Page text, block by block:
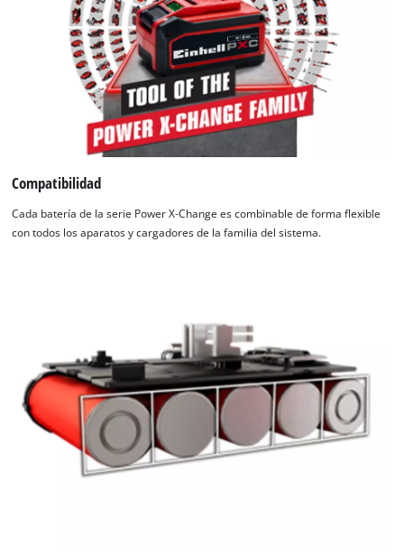
Compatibilidad
Cada batería de la serie Power X-Change es combinable de forma flexible
con todos los aparatos y cargadores de la familia del sistema.